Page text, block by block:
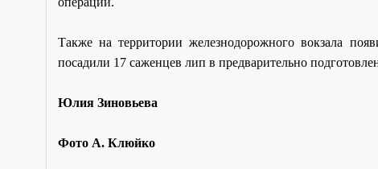
Также на территории железнодорожного вокзала
посадили 17 саженцев лип в предварительно
Юлия Зиновьева
Фото А. Клюйко